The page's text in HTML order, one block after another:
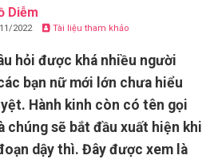
Diễm
2022 Tài liệu tham khảo
hỏi được khá nhiều người
bạn nữ mới lớn chưa hiểu
Hành kinh còn có tên gọi
chúng sẽ bắt đầu xuất hiện khi
dậy thì. Đây được xem là